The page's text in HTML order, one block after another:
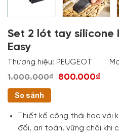
Set 2 lót tay silicone
Easy
Thương hiệu: PEUGEOT
1.000.000₫ 800.000₫
So sánh
Thiết kế công thái học với
đối, an toàn, vững chãi khi